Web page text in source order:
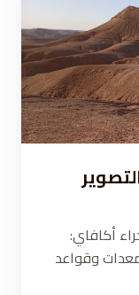
أكافاي:
وقواعد